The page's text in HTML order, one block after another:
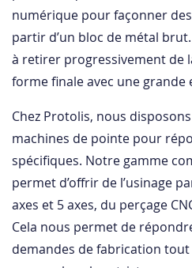
numérique pour façonner
partir d’un bloc de métal
à retirer progressivement de
forme finale avec une grande
Chez Protolis, nous
machines de pointe pour
spécifiques. Notre gamme
permet d’offrir de l’usinage
axes et 5 axes, du perçage
Cela nous permet de
demandes de fabrication